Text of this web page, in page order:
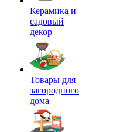
Керамика и
садовый
декор
Товары для
загородного
дома